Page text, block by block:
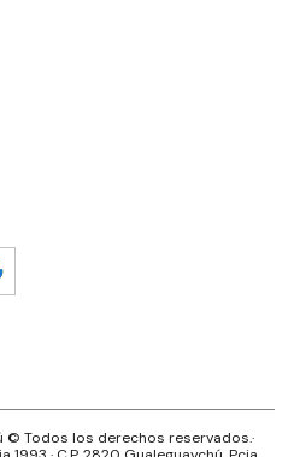
© Todos los derechos reservados.·